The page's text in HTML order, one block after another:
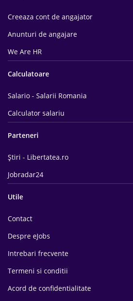
Creeaza cont de angajator
Anunturi de angajare
We Are HR
Calculatoare
Salario - Salarii Romania
Calculator salariu
Parteneri
Știri - Libertatea.ro
Jobradar24
Utile
Contact
Despre eJobs
Intrebari frecvente
Termeni si conditii
Acord de confidentialitate